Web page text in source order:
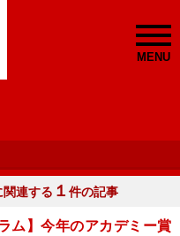
MENU
関連する １ 件の記事
ム】今年のアカデミー賞